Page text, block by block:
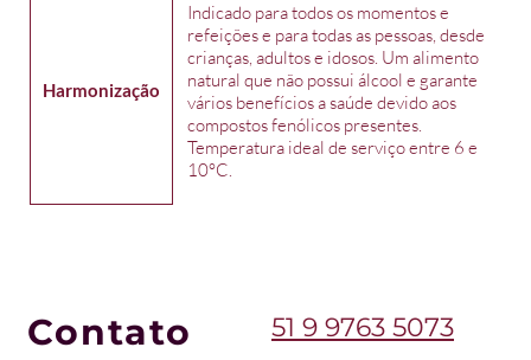
Harmonização
Indicado para todos os momentos e
refeições e para todas as pessoas, desde
crianças, adultos e idosos. Um alimento
natural que não possui álcool e garante
vários benefícios a saúde devido aos
compostos fenólicos presentes.
Temperatura ideal de serviço entre 6 e
10°C.
Contato 51 9 9763 5073